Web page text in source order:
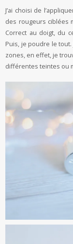
J’ai choisi de
des rougeurs ciblées
Correct au doigt, du
Puis, je poudre le tout.
zones, en effet, je
différentes teintes ou